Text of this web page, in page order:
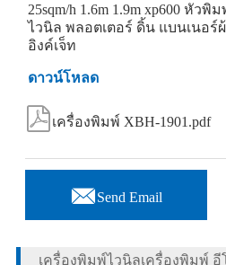
25sqm/h 1.6m 1.9m xp600 หัว
ไวนิล พลอตเตอร์ ดิ้น แบนเนอร์
อิงค์เจ็ท
ดาวน์โหลด
เครื่องพิมพ์ XBH-1901.pdf
Send Email
เครื่องพิมพ์ไวนิลเครื่องพิมพ์